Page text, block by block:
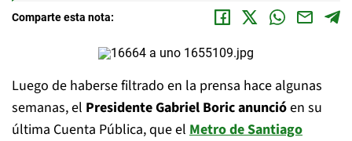
Comparte esta nota:
Luego de haberse filtrado en la prensa hace algunas
semanas, el Presidente Gabriel Boric anuncióen su
última Cuenta Pública, que el Metro de Santiago